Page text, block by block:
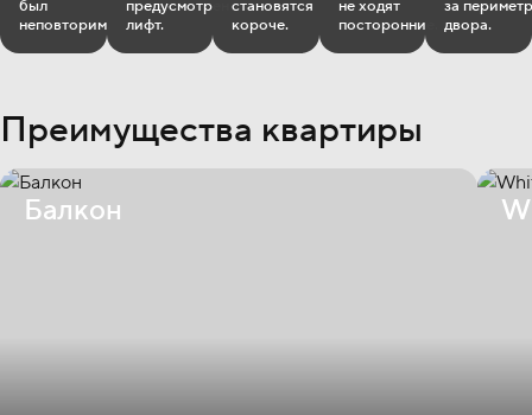
был
неповторим.
предусмотрен
лифт.
становятся
короче.
не ходят
посторонние.
за
двора.
Преимущества квартиры
Балкон